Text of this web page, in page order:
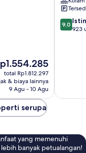
total Rp1.812.297
& biaya lainnya
9 Agu - 10 Agu
9.0
dari
9,0
923
serupa
yang memenuhi
banyak petualangan!